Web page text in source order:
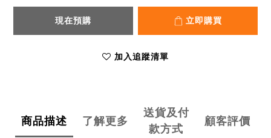
現在預購 立即購買
加入追蹤清單
商品描述 了解更多
送貨及付
款方式
顧客評價